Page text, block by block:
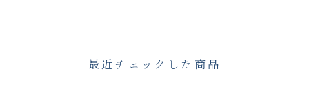
最近チェックした商品